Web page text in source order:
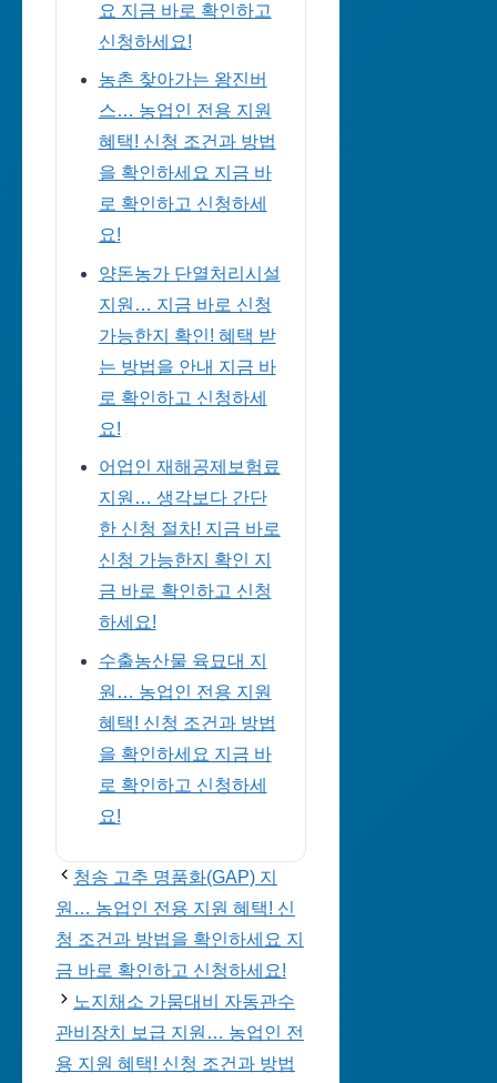
요 지금 바로 확인하고
신청하세요!
농촌 찾아가는 왕진버
스… 농업인 전용 지원
혜택! 신청 조건과 방법
을 확인하세요 지금 바
로 확인하고 신청하세
요!
양돈농가 단열처리시설
지원… 지금 바로 신청
가능한지 확인! 혜택 받
는 방법을 안내 지금 바
로 확인하고 신청하세
요!
어업인 재해공제보험료
지원… 생각보다 간단
한 신청 절차! 지금 바로
신청 가능한지 확인 지
금 바로 확인하고 신청
하세요!
수출농산물 육묘대 지
원… 농업인 전용 지원
혜택! 신청 조건과 방법
을 확인하세요 지금 바
로 확인하고 신청하세
요!
청송 고추 명품화(GAP) 지
원… 농업인 전용 지원 혜택! 신
청 조건과 방법을 확인하세요 지
금 바로 확인하고 신청하세요!
노지채소 가뭄대비 자동관수
관비장치 보급 지원… 농업인 전
용 지원 혜택! 신청 조건과 방법